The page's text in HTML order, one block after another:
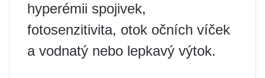
hyperémii spojivek,
fotosenzitivita, otok očních víček
a vodnatý nebo lepkavý výtok.